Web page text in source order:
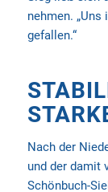
nehmen.
gefallen.“
Nach der
und der damit
Schönbuch-